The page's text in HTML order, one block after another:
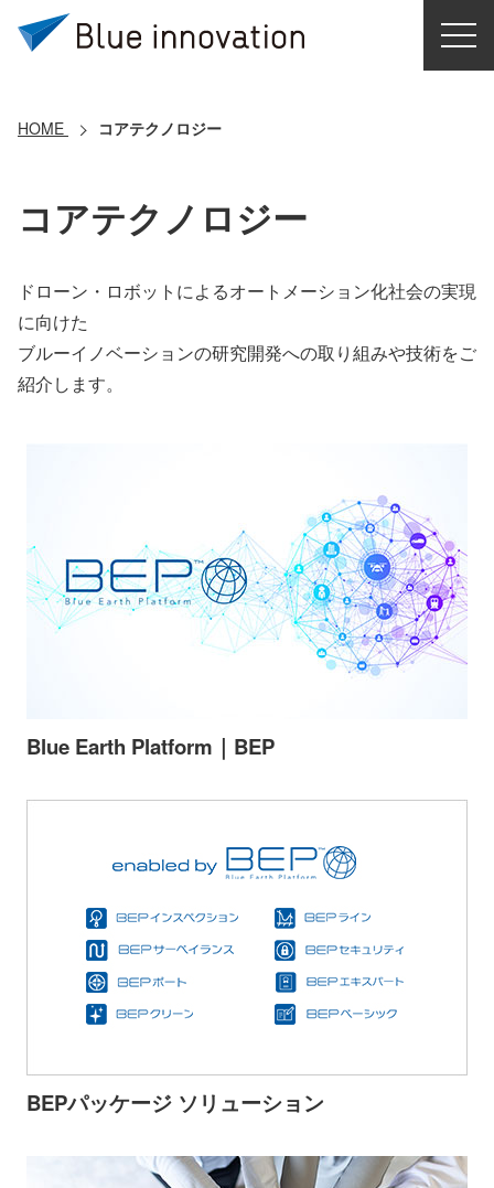
導入事例
コアテクノロジー
クラウドモビリティ研究所
ニュース
採用情報 資料ダウンロード
English
HOME コアテクノロジー
コアテクノロジー
ドローン・ロボットによるオートメーション化社会の実現
に向けた
ブルーイノベーションの研究開発への取り組みや技術をご
紹介します。
Blue Earth Platform｜BEP
BEPパッケージ ソリューション